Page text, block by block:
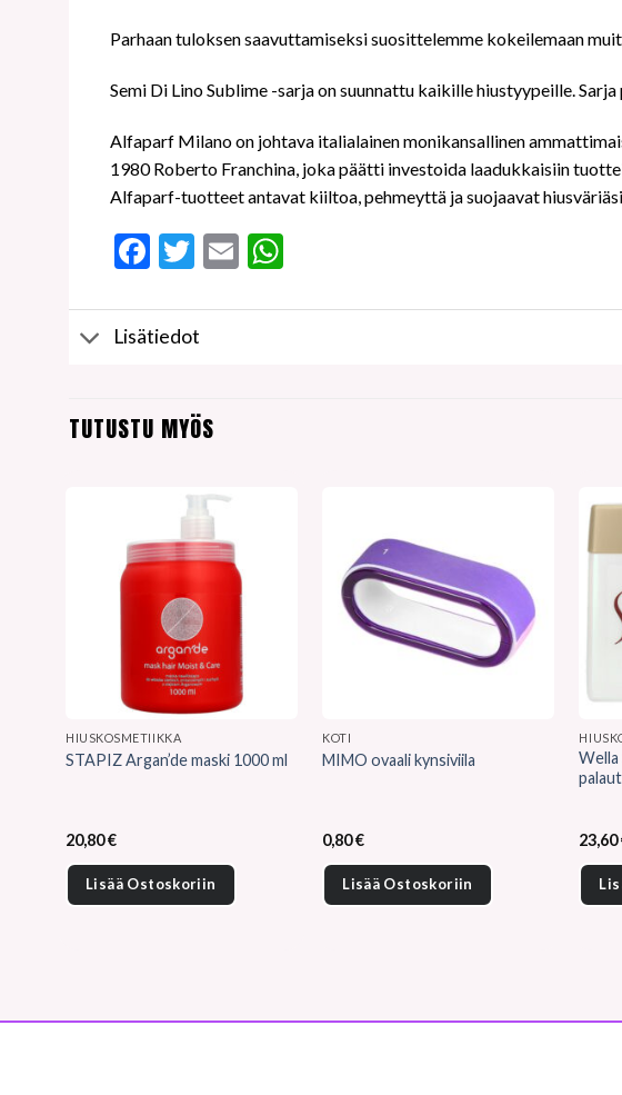
Parhaan tuloksen saavuttamiseksi suosittelemme kokeilemaan
Semi Di Lino Sublime -sarja on suunnattu kaikille hiustyypeille.
Alfaparf Milano on johtava italialainen monikansallinen
1980 Roberto Franchina, joka päätti investoida laadukkaisiin
Alfaparf-tuotteet antavat kiiltoa, pehmeyttä ja suojaavat
Facebook
Twitter
EmailWhatsApp
Lisätiedot
TUTUSTU MYÖS
HIUSKOSMETIIKKA
STAPIZ Argan’de maski 1000 ml
20,80€
Lisää Ostoskoriin
KOTI
MIMO ovaali kynsiviila
0,80€
Lisää Ostoskoriin
Wella
23,60